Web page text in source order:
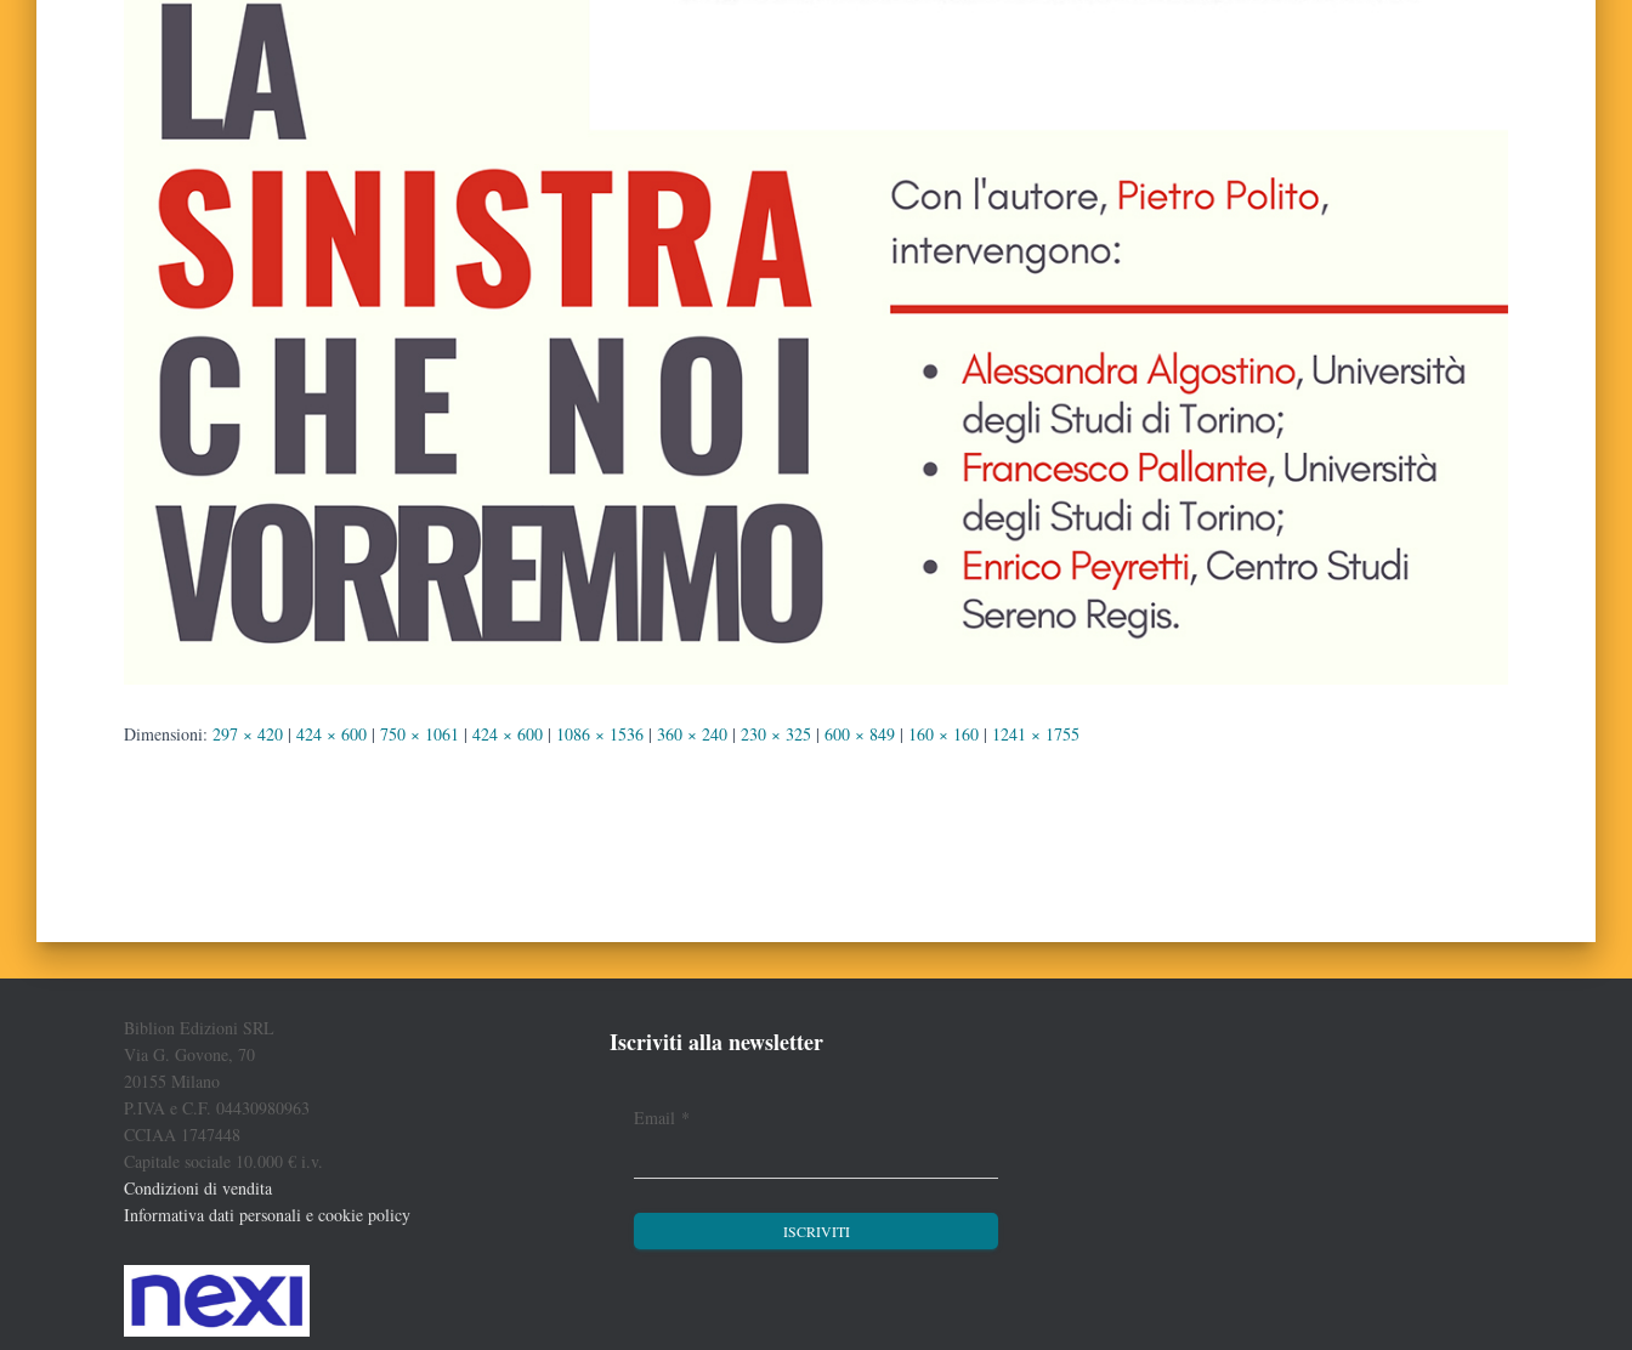
Dimensioni: 297 × 420 | 424 × 600 | 750 × 1061 | 424 × 600 | 1086 × 1536 | 360 × 240 | 230 × 325 | 600 × 849 | 160 × 160 | 1241 × 1755
Biblion Edizioni SRL
Via G. Govone, 70
20155 Milano
P.IVA e C.F. 04430980963
CCIAA 1747448
Capitale sociale 10.000 € i.v.
Condizioni di vendita
Informativa dati personali e cookie policy
Iscriviti alla newsletter
Email *